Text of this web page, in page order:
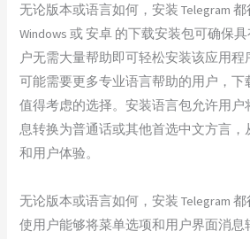
无论版本或语言如何，安装 Telegram
Windows 或 安卓 的下载安装包可确保
户无需大量帮助即可轻松安装该应用
可能需要更多专业语言帮助的用户，下
值得考虑的选择。安装语言包允许用户
息转换为普通话或其他首选中文方言，
和用户体验。
无论版本或语言如何，安装 Telegram
使用户能够将菜单选项和用户界面消